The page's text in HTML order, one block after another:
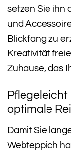
setzen Sie ihn
und
Blickfang zu
Kreativität
Zuhause, das
Pflegeleicht
optimale
Damit Sie
Webteppich